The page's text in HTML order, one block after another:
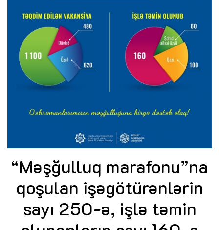
“Məşğulluq marafonu”na
qoşulan işəgötürənlərin
sayı 250-ə, işlə təmin